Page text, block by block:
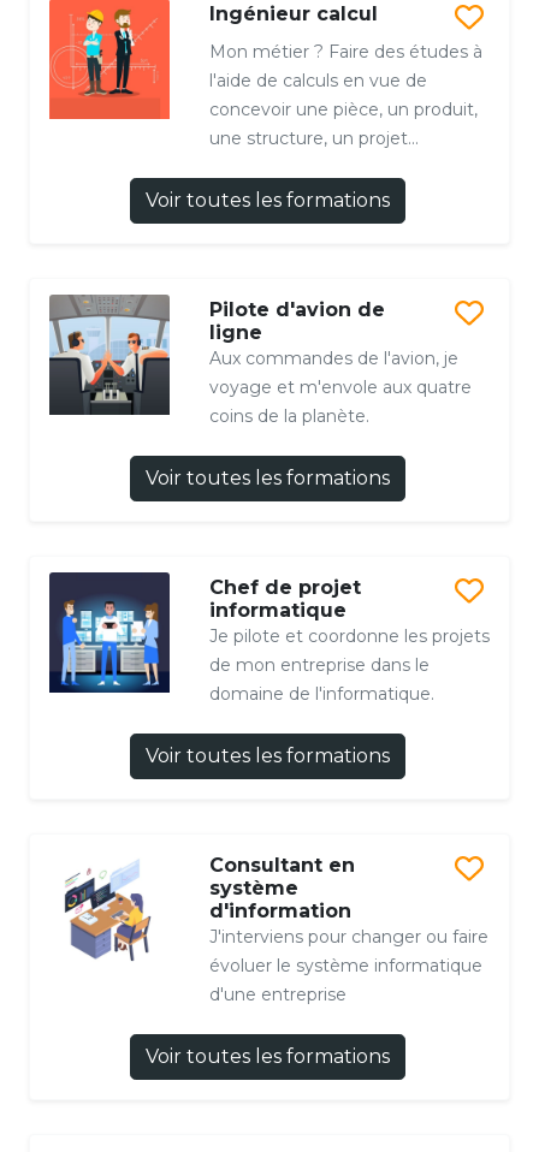
Ingénieur calcul
Mon métier ? Faire des études à
l'aide de calculs en vue de
concevoir une pièce, un produit,
une structure, un projet...
Voir toutes les formations
Pilote d'avion de
ligne
Aux commandes de l'avion, je
voyage et m'envole aux quatre
coins de la planète.
Voir toutes les formations
Chef de projet
informatique
Je pilote et coordonne les projets
de mon entreprise dans le
domaine de l'informatique.
Voir toutes les formations
Consultant en
système
d'information
J'interviens pour changer ou faire
évoluer le système informatique
d'une entreprise
Voir toutes les formations